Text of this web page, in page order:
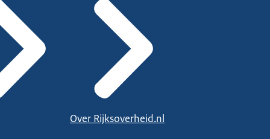
Over Rijksoverheid.nl